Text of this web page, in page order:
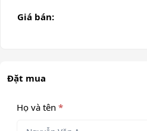
Giá bán:
Đặt mua
Họ và tên *